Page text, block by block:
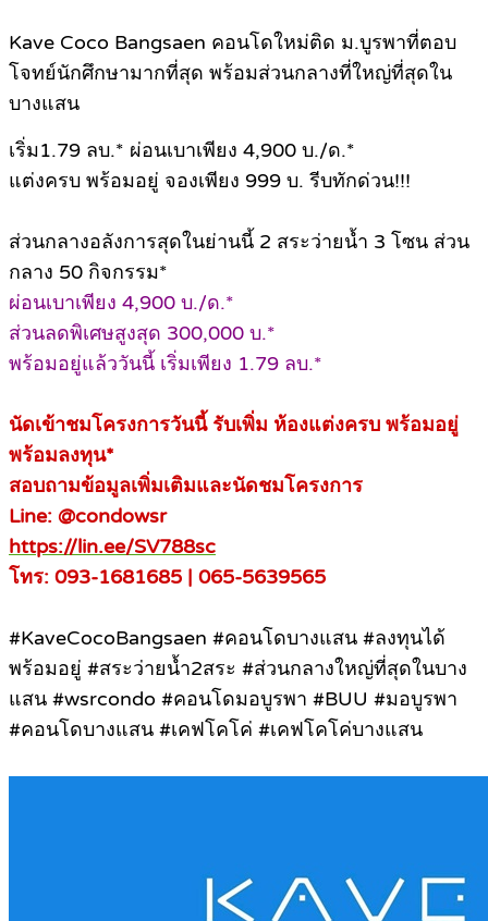
Kave Coco Bangsaen คอนโดใหม่ติด ม.บูรพาที่ตอบ
โจทย์นักศึกษามากที่สุด พร้อมส่วนกลางที่ใหญ่ที่สุดใน
บางแสน
เริ่ม1.79 ลบ.* ผ่อนเบาเพียง 4,900 บ./ด.*
แต่งครบ พร้อมอยู่ จองเพียง 999 บ. รีบทักด่วน!!!
ส่วนกลางอลังการสุดในย่านนี้ 2 สระว่ายน้ำ 3 โซน ส่วน
กลาง 50 กิจกรรม*
ผ่อนเบาเพียง 4,900 บ./ด.*
ส่วนลดพิเศษสูงสุด 300,000 บ.*
พร้อมอยู่แล้ววันนี้ เริ่มเพียง 1.79 ลบ.*
นัดเข้าชมโครงการวันนี้ รับเพิ่ม ห้องแต่งครบ พร้อมอยู่
พร้อมลงทุน*
สอบถามข้อมูลเพิ่มเติมและนัดชมโครงการ
Line: @condowsr
https://lin.ee/SV788sc
โทร: 093-1681685 | 065-5639565
#KaveCocoBangsaen #คอนโดบางแสน #ลงทุนได้
พร้อมอยู่ #สระว่ายน้ำ2สระ #ส่วนกลางใหญ่ที่สุดในบาง
แสน #wsrcondo #คอนโดมอบูรพา #BUU #มอบูรพา
#คอนโดบางแสน #เคฟโคโค่ #เคฟโคโค่บางแสน